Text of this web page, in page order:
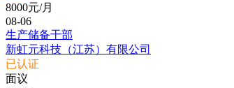
8000元/月
08-06
生产储备干部
新虹元科技（江苏）有限公司
已认证
面议